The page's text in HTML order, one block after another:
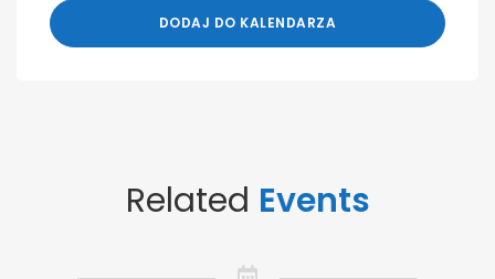
DODAJ DO KALENDARZA
Related Events